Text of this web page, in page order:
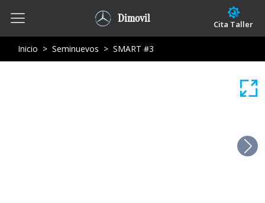
Dimovil Cita Taller
Inicio > Seminuevos > SMART #3